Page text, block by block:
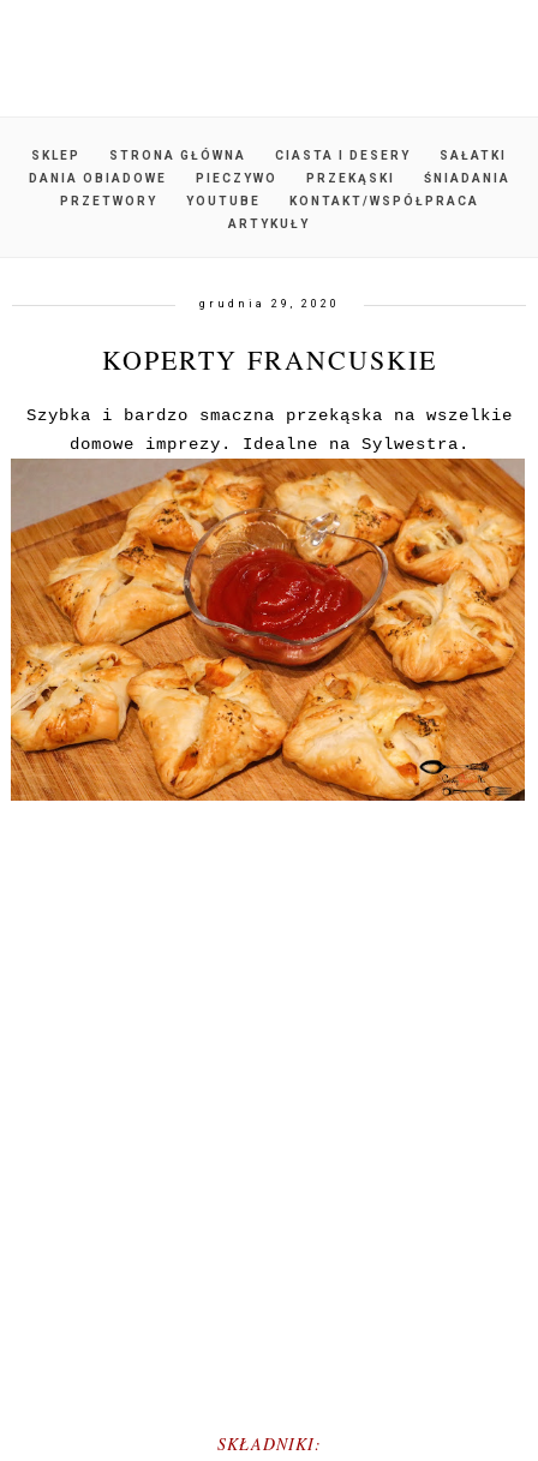
SKLEP STRONA GŁÓWNA CIASTA I DESERY
SAŁATKI
DANIA OBIADOWE
PIECZYWO PRZEKĄSKI
ŚNIADANIA
PRZETWORY
YOUTUBE
KONTAKT/WSPÓŁPRACA
ARTYKUŁY
grudnia 29, 2020
KOPERTY FRANCUSKIE
Szybka i bardzo smaczna przekąska na wszelkie
domowe imprezy. Idealne na Sylwestra.
SKŁADNIKI: